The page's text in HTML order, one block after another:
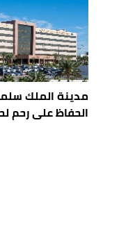
مدينة الملك
الحفاظ على رحم